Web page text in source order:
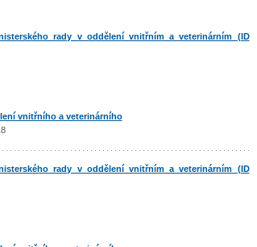
rady v oddělení vnitřním a veterinárním (ID
vnitřního a veterinárního
rady v oddělení vnitřním a veterinárním (ID